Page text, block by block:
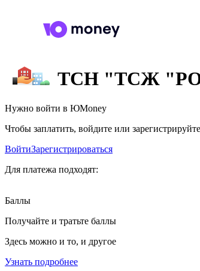
ТСН "ТСЖ
Нужно войти в ЮMoney
Чтобы заплатить, войдите или
ВойтиЗарегистрироваться
Для платежа подходят:
Баллы
Получайте и тратьте баллы
Здесь можно и то, и другое
Узнать подробнее